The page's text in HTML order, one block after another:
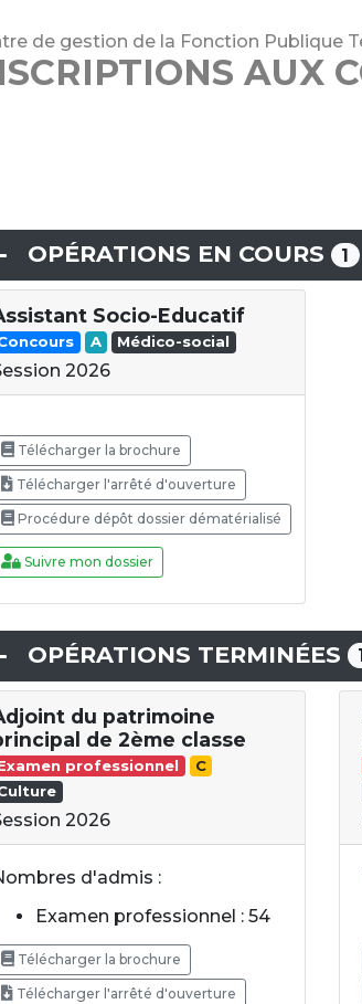
de gestion de la Fonction Publique
AUX
OPÉRATIONS EN COURS 1
Socio-Educatif
A Médico-social
2026
Télécharger la brochure
Télécharger l'arrêté d'ouverture
Procédure dépôt dossier dématérialisé
Suivre mon dossier
OPÉRATIONS TERMINÉES
du patrimoine
de 2ème classe
professionnel
C
2026
d'admis :
Examen professionnel : 54
Télécharger la brochure
Télécharger l'arrêté d'ouverture